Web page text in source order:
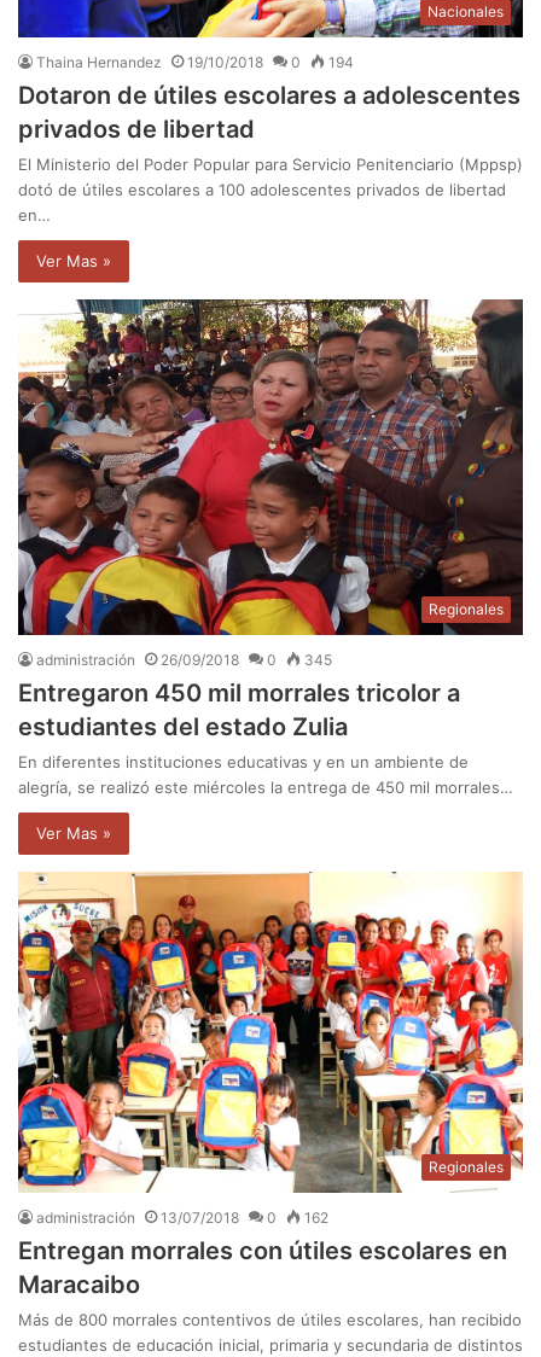
Nacionales
Thaina Hernandez 19/10/2018 0 194
Dotaron de útiles escolares a adolescentes
privados de libertad
El Ministerio del Poder Popular para Servicio Penitenciario (Mppsp)
dotó de útiles escolares a 100 adolescentes privados de libertad
en…
Ver Mas »
Regionales
administración 26/09/2018 0 345
Entregaron 450 mil morrales tricolor a
estudiantes del estado Zulia
En diferentes instituciones educativas y en un ambiente de
alegría, se realizó este miércoles la entrega de 450 mil morrales…
Ver Mas »
Regionales
administración 13/07/2018 0 162
Entregan morrales con útiles escolares en
Maracaibo
Más de 800 morrales contentivos de útiles escolares, han recibido
estudiantes de educación inicial, primaria y secundaria de distintos